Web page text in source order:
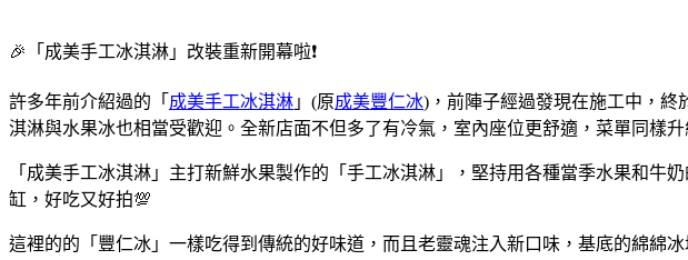
🎉「成美手工冰淇淋」改裝重新開幕啦❗
許多年前介紹過的「 成美手工冰淇淋 」(原成美豐仁冰)，前陣子經過發現在施工中，終
淇淋與水果冰也相當受歡迎。全新店面不但多了有冷氣，室內座位更舒適，菜單同樣
「成美手工冰淇淋」主打新鮮水果製作的「手工冰淇淋」，堅持用各種當季水果和
缸，好吃又好拍💯
這裡的的「豐仁冰」一樣吃得到傳統的好味道，而且老靈魂注入新口味，基底的綿綿